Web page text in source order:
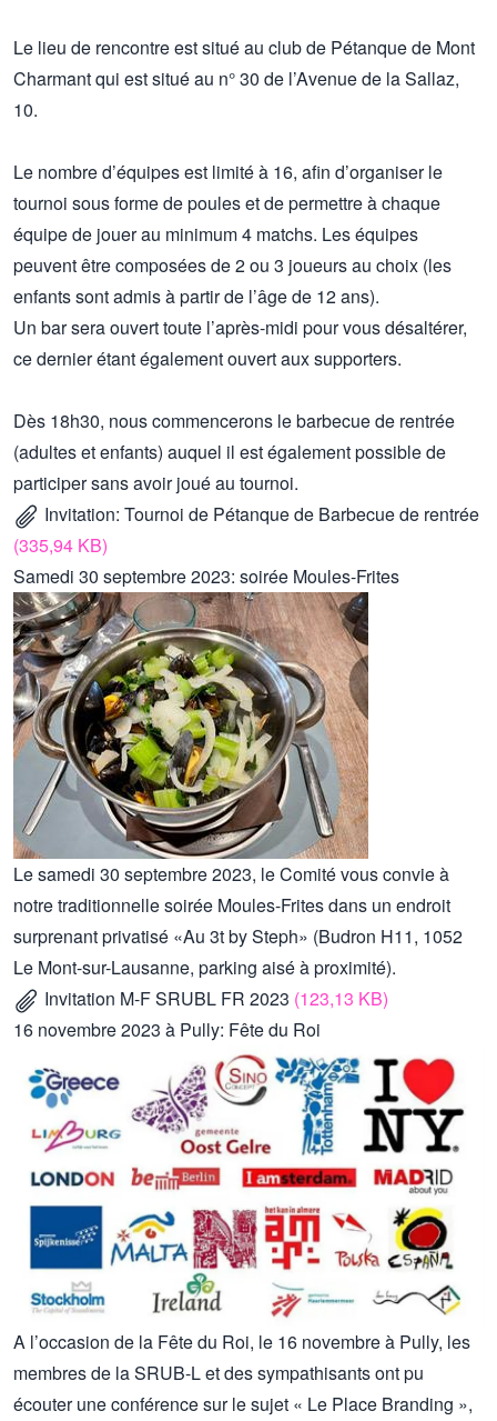
Le lieu de rencontre est situé au club de Pétanque de Mont
Charmant qui est situé au n° 30 de l’Avenue de la Sallaz,
10.
Le nombre d’équipes est limité à 16, afin d’organiser le
tournoi sous forme de poules et de permettre à chaque
équipe de jouer au minimum 4 matchs. Les équipes
peuvent être composées de 2 ou 3 joueurs au choix (les
enfants sont admis à partir de l’âge de 12 ans).
Un bar sera ouvert toute l’après-midi pour vous désaltérer,
ce dernier étant également ouvert aux supporters.
Dès 18h30, nous commencerons le barbecue de rentrée
(adultes et enfants) auquel il est également possible de
participer sans avoir joué au tournoi.
Invitation: Tournoi de Pétanque de Barbecue de rentrée
(335,94 KB)
Samedi 30 septembre 2023: soirée Moules-Frites
Le samedi 30 septembre 2023, le Comité vous convie à
notre traditionnelle soirée Moules-Frites dans un endroit
surprenant privatisé «Au 3t by Steph» (Budron H11, 1052
Le Mont-sur-Lausanne, parking aisé à proximité).
Invitation M-F SRUBL FR 2023 (123,13 KB)
16 novembre 2023 à Pully: Fête du Roi
A l’occasion de la Fête du Roi, le 16 novembre à Pully, les
membres de la SRUB-L et des sympathisants ont pu
écouter une conférence sur le sujet « Le Place Branding »,